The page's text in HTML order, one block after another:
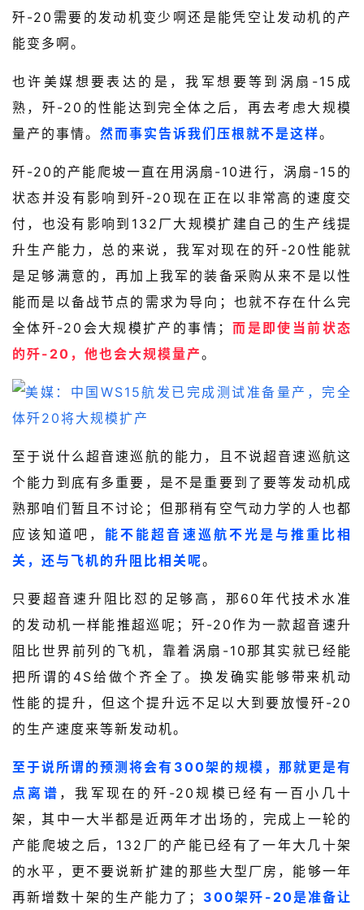
歼-20需要的发动机变少啊还是能凭空让发动机的产
能变多啊。
也许美媒想要表达的是，我军想要等到涡扇-15成
熟，歼-20的性能达到完全体之后，再去考虑大规模
量产的事情。 然而事实告诉我们压根就不是这样。
歼-20的产能爬坡一直在用涡扇-10进行，涡扇-15的
状态并没有影响到歼-20现在正在以非常高的速度交
付，也没有影响到132厂大规模扩建自己的生产线提
升生产能力，总的来说，我军对现在的歼-20性能就
是足够满意的，再加上我军的装备采购从来不是以性
能而是以备战节点的需求为导向；也就不存在什么完
全体歼-20会大规模扩产的事情； 而是即使当前状态
的歼-20，他也会大规模量产。
至于说什么超音速巡航的能力，且不说超音速巡航这
个能力到底有多重要，是不是重要到了要等发动机成
熟那咱们暂且不讨论；但那稍有空气动力学的人也都
应该知道吧，能不能超音速巡航不光是与推重比相
关，还与飞机的升阻比相关呢。
只要超音速升阻比怼的足够高，那60年代技术水准
的发动机一样能推超巡呢；歼-20作为一款超音速升
阻比世界前列的飞机，靠着涡扇-10那其实就已经能
把所谓的4S给做个齐全了。换发确实能够带来机动
性能的提升，但这个提升远不足以大到要放慢歼-20
的生产速度来等新发动机。
至于说所谓的预测将会有300架的规模，那就更是有
点离谱 ，我军现在的歼-20规模已经有一百小几十
架，其中一大半都是近两年才出场的，完成上一轮的
产能爬坡之后，132厂的产能已经有了一年大几十架
的水平，更不要说新扩建的那些大型厂房，能够一年
再新增数十架的生产能力了； 300架歼-20是准备让